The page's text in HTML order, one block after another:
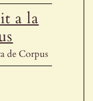
a la
de Corpus